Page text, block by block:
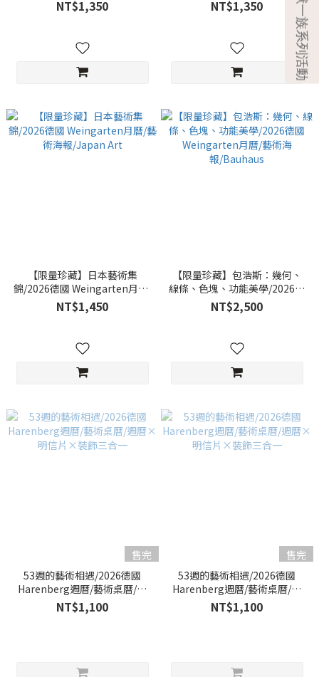
NT$1,350
報/Wassily Kand
NT$1,350
【限量珍藏】日本藝術集
錦/2026德國 Weingarten月曆/
藝術海報/Japan Art
NT$1,450
【限量珍藏】包浩斯：幾何、
線條、色塊、功能美學/2026德
國 Weingarten月曆/藝術海
報/Bauhaus
NT$2,500
售完
53週的藝術相遇/2026德國
Harenberg週曆/藝術桌曆/週
曆×明信片×裝飾三合一
NT$1,100
售完
53週的藝術相遇/2026德國
Harenberg週曆/藝術桌曆/週
曆×明信片×裝飾三合一
NT$1,100